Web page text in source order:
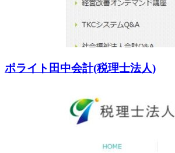
ポライト田中会計(税理士法人)